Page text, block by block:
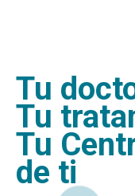
Tu
Tu
Tu
de ti